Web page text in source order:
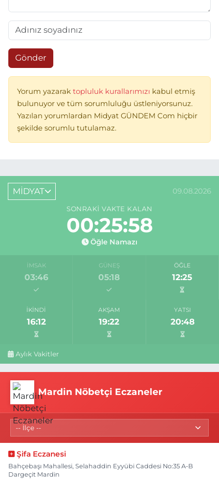
Gönder
Yorum yazarak topluluk kurallarımızı kabul etmiş
bulunuyor ve tüm sorumluluğu üstleniyorsunuz.
Yazılan yorumlardan Midyat GÜNDEM Com hiçbir
şekilde sorumlu tutulamaz.
MİDYAT 09.08.2026
SONRAKI VAKTE KALAN
00:25:58
Öğle Namazı
İMSAK
03:46
GÜNEŞ
05:18
ÖĞLE
12:25
İKINDI
16:12
AKŞAM
19:22
YATSI
20:48
Aylık Vakitler
Mardin Nöbetçi Eczaneler
Şifa Eczanesi
Bahçebaşı Mahallesi, Selahaddin Eyyübi Caddesi No:35 A-B
Dargeçit Mardin